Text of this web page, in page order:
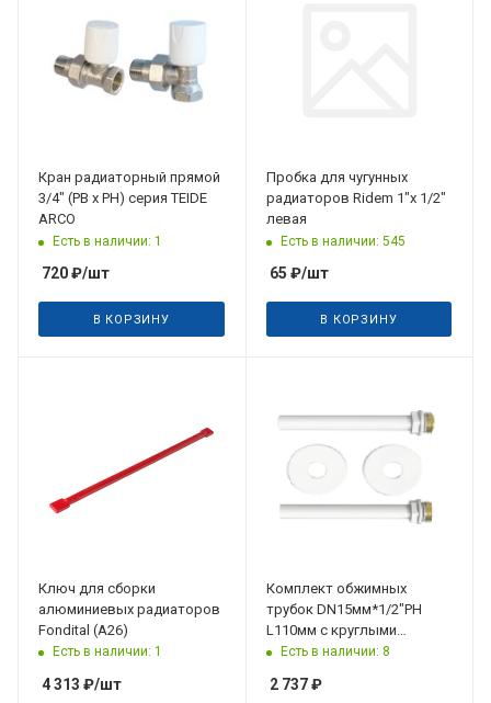
Кран радиаторный прямой
3/4" (РВ х РН) серия TEIDE
ARCO
Есть в наличии: 1
720₽/шт
В КОРЗИНУ
Пробка для чугунных
радиаторов Ridem 1"х 1/2"
левая
Есть в наличии: 545
65 ₽/шт
В КОРЗИНУ
Ключ для сборки
алюминиевых радиаторов
Fondital (А26)
Есть в наличии: 1
4 313 ₽/шт
Комплект обжимных
трубок DN15мм*1/2"РН
L110мм с круглыми
отражателями D50мм
Есть в наличии: 8
2 737₽